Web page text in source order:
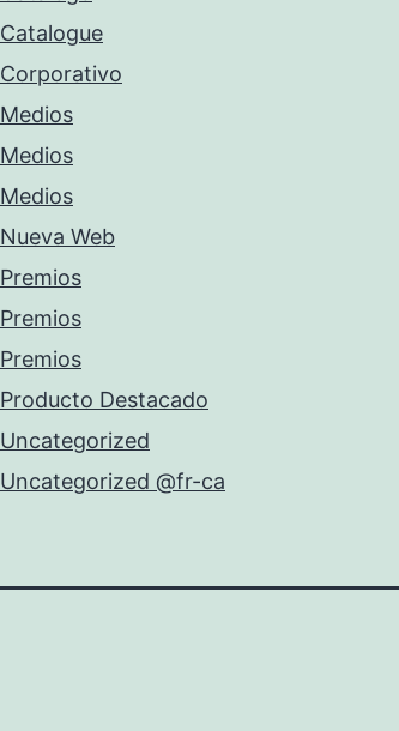
Catalogue
Corporativo
Medios
Medios
Medios
Nueva Web
Premios
Premios
Premios
Producto Destacado
Uncategorized
Uncategorized @fr-ca